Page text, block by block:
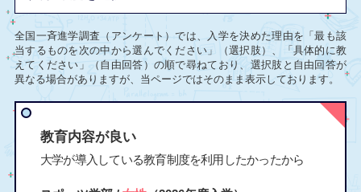
全国一斉進学調査（アンケート）では、入学を決めた理由を「最も該
当するものを次の中から選んでください」（選択肢）、「具体的に教
えてください」（自由回答）の順で尋ねており、選択肢と自由回答が
異なる場合がありますが、当ページではそのまま表示しております。
教育内容が良い
大学が導入している教育制度を利用したかったから